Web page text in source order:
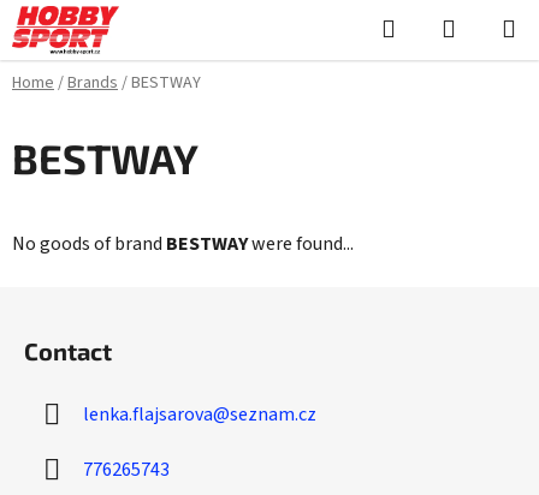
Skip
to
content
Search
CART
Home/Brands/BESTWAY
BESTWAY
No goods of brand BESTWAYwere found...
Contact
lenka.flajsarova@seznam.cz
776265743